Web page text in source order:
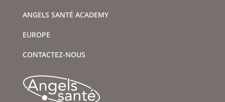
ANGELS SANTÉ ACADEMY
EUROPE
CONTACTEZ-NOUS